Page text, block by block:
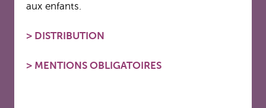
aux enfants.
> DISTRIBUTION
> MENTIONS OBLIGATOIRES